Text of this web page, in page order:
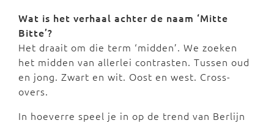
Wat is het verhaal achter de naam ‘Mitte
Bitte’?
Het draait om die term ‘midden’. We zoeken
het midden van allerlei contrasten. Tussen oud
en jong. Zwart en wit. Oost en west. Cross-
overs.
In hoeverre speel je in op de trend van Berlijn